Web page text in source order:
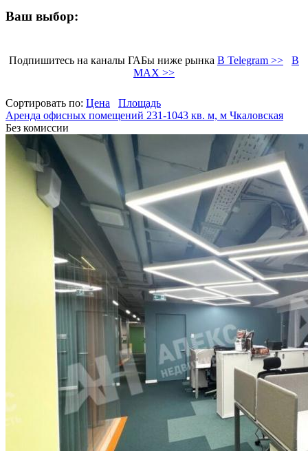
Ваш выбор:
Подпишитесь на каналы ГАБы ниже рынка В Telegram >>
В
MAX >>
Сортировать по: Цена
Площадь
Аренда офисных помещений 231-1043 кв. м, м Чкаловская
Без комиссии